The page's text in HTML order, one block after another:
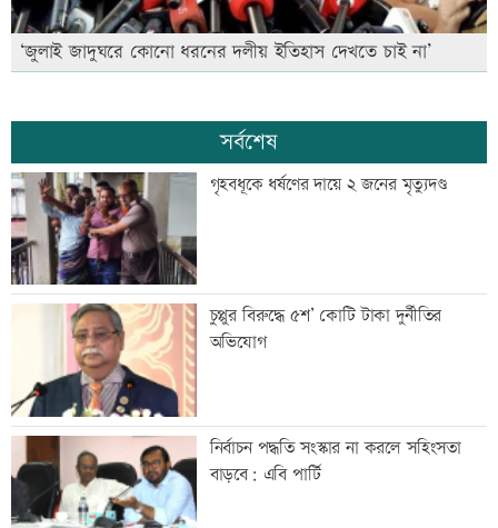
‘জুলাই জাদুঘরে কোনো ধরনের দলীয় ইতিহাস দেখতে চাই না’
সর্বশেষ
গৃহবধূকে ধর্ষণের দায়ে ২ জনের মৃত্যুদণ্ড
চুপ্পুর বিরুদ্ধে ৫শ’ কোটি টাকা দুর্নীতির
অভিযোগ
নির্বাচন পদ্ধতি সংস্কার না করলে সহিংসতা
বাড়বে: এবি পার্টি